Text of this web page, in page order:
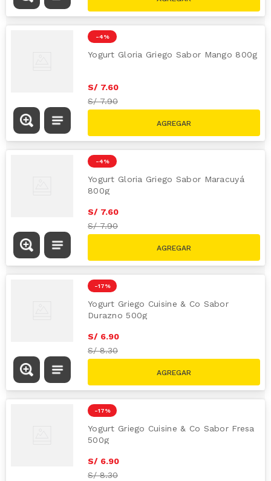
-4 %
Yogurt Gloria Griego Sabor Mango 800g
S/ 7.60
S/7.90
-4 %
Yogurt Gloria Griego Sabor Maracuyá
800g
S/ 7.60
S/7.90
-17 %
Yogurt Griego Cuisine & Co Sabor
Durazno 500g
S/ 6.90
S/8.30
-17 %
Yogurt Griego Cuisine & Co Sabor Fresa
500g
S/ 6.90
S/8.30